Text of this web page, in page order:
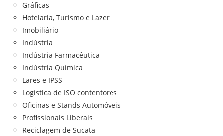
Gráficas
Hotelaria, Turismo e Lazer
Imobiliário
Indústria
Indústria Farmacêutica
Indústria Química
Lares e IPSS
Logística de ISO contentores
Oficinas e Stands Automóveis
Profissionais Liberais
Reciclagem de Sucata